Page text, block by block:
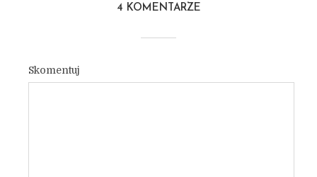
4 KOMENTARZE
Skomentuj